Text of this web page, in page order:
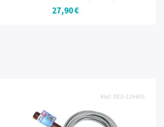
27,90 €
Kod: DED-12H605